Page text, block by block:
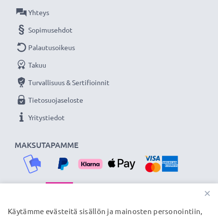
Olemme vuonna 2004 perustettu kansainvälinen
verkkokauppa, joka tarjoaa laadukkaita tuotteita, ja
siksi tarjoamme 36 kuukauden takuun!
MAKSUTAPAMME
Yhteys
Sopimusehdot
Palautusoikeus
Takuu
Turvallisuus & Sertifioinnit
Tietosuojaseloste
Yritystiedot
TOIMITUSKUMPPANIMME
×
Käytämme evästeitä sisällön ja mainosten personointiin,